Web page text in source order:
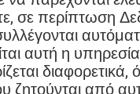
σε περίπτωση
αυτή η
διαφορετικά,
ζητούνται από